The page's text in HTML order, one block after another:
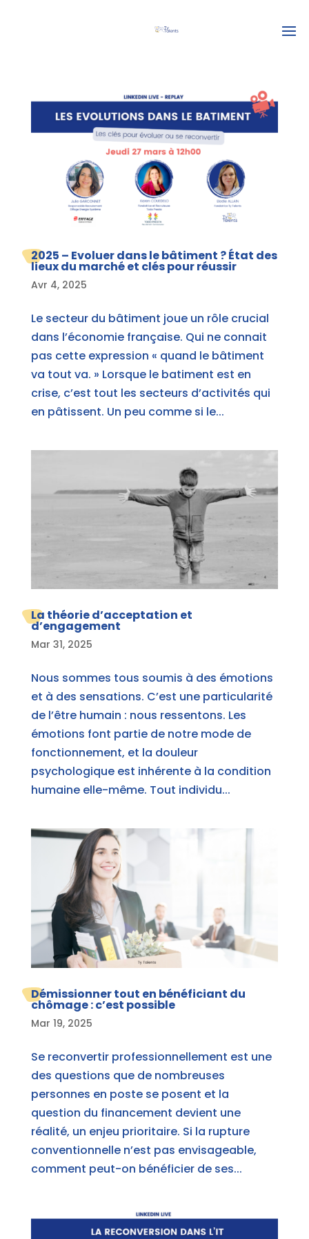
2025 – Evoluer dans le bâtiment ? État des
lieux du marché et clés pour réussir
Avr 4, 2025
Le secteur du bâtiment joue un rôle crucial
dans l’économie française. Qui ne connait
pas cette expression « quand le bâtiment
va tout va. » Lorsque le batiment est en
crise, c’est tout les secteurs d’activités qui
en pâtissent. Un peu comme si le...
La théorie d’acceptation et
d’engagement
Mar 31, 2025
Nous sommes tous soumis à des émotions
et à des sensations. C’est une particularité
de l’être humain : nous ressentons. Les
émotions font partie de notre mode de
fonctionnement, et la douleur
psychologique est inhérente à la condition
humaine elle-même. Tout individu...
Démissionner tout en bénéficiant du
chômage : c’est possible
Mar 19, 2025
Se reconvertir professionnellement est une
des questions que de nombreuses
personnes en poste se posent et la
question du financement devient une
réalité, un enjeu prioritaire. Si la rupture
conventionnelle n’est pas envisageable,
comment peut-on bénéficier de ses...